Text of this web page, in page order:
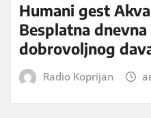
Humani gest
Besplatna
dobrovoljnog
Radio Koprijan